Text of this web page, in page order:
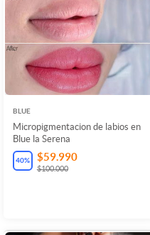
BLUE
Micropigmentacion de labios en
Blue la Serena
40% $59.990
$100.000